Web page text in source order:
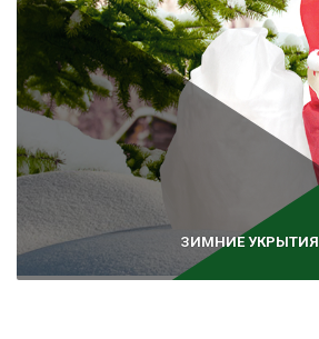
ЗИМНИЕ УКРЫТИЯ